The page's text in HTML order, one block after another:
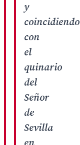
y
coincidiendo
con
el
quinario
del
Señor
de
Sevilla